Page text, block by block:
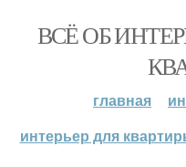
ВСЁ ОБ
главная
интерьер для